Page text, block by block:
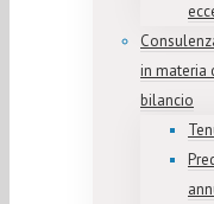
in materia
bilancio